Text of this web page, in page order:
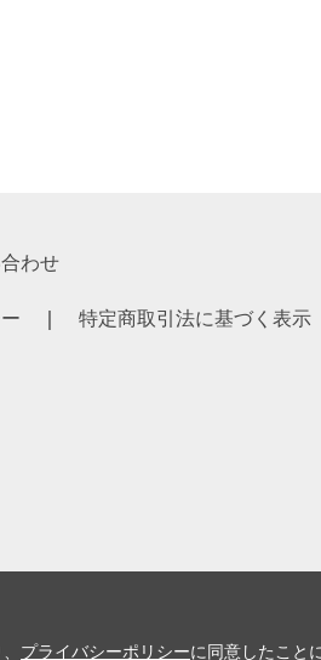
わせ
特定商取引法に基づく表示
プライバシーポリシーに同意したこと